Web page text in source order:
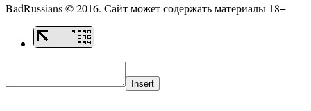
BadRussians © 2016. Сайт может содержать материалы 18+
Insert